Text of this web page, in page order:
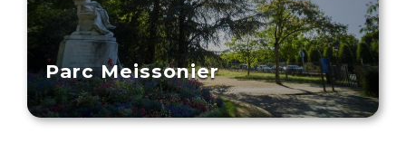
Parc Meissonier